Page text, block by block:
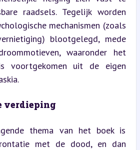
raadsels. Tegelijk worden
mechanismen (zoals
blootgelegd, mede
waaronder het
voortgekomen uit de eigen
verdieping
thema van het boek is
met de dood, en dan